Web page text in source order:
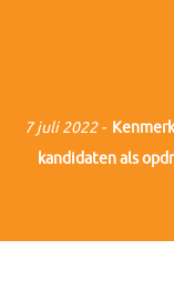
7 juli 2022 -
kandidaten als